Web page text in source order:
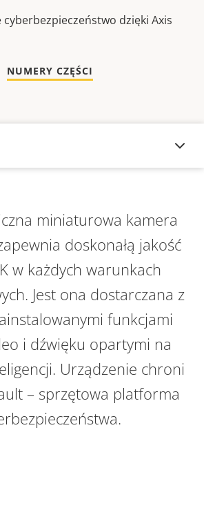
dzięki Axis
NUMERY CZĘŚCI
miniaturowa kamera
doskonałą jakość
w każdych warunkach
Jest ona dostarczana z
funkcjami
i dźwięku opartymi na
Urządzenie chroni
– sprzętowa platforma